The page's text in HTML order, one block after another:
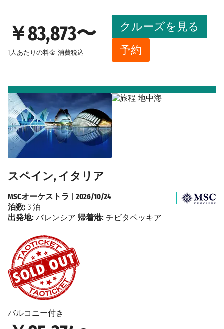
￥83,873〜
1人あたりの料金 消費税込
クルーズを見る
予約
スペイン, イタリア
バルコニー付き
MSCオーケストラ
2026/10/24
泊数: 3 泊
出発地: バレンシア 帰着港: チビタベッキア